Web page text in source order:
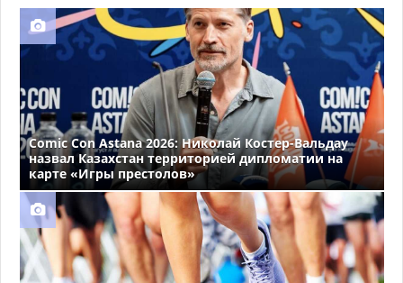
Comic Con Astana 2026: Николай Костер-Вальдау
назвал Казахстан территорией дипломатии на
карте «Игры престолов»